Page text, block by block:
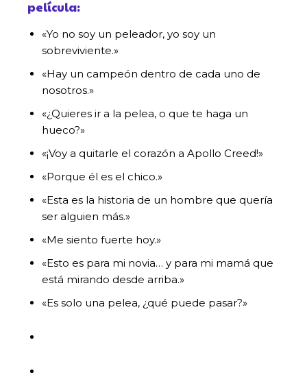
película:
«Yo no soy un peleador, yo soy un
sobreviviente.»
«Hay un campeón dentro de cada uno de
nosotros.»
«¿Quieres ir a la pelea, o que te haga un
hueco?»
«¡Voy a quitarle el corazón a Apollo Creed!»
«Porque él es el chico.»
«Esta es la historia de un hombre que quería
ser alguien más.»
«Me siento fuerte hoy.»
«Esto es para mi novia… y para mi mamá que
está mirando desde arriba.»
«Es solo una pelea, ¿qué puede pasar?»